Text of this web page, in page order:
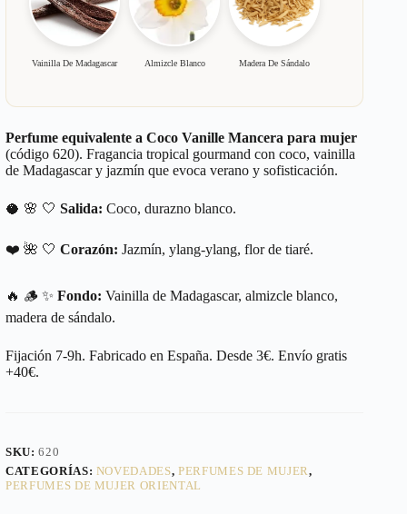
Vainilla De Madagascar Almizcle Blanco Madera De Sándalo
Perfume equivalente a Coco Vanille Mancera para mujer
(código 620). Fragancia tropical gourmand con coco, vainilla
de Madagascar y jazmín que evoca verano y sofisticación.
🥥 🌸 🤍 Salida: Coco, durazno blanco.
❤️ 🌺 🤍 Corazón: Jazmín, ylang-ylang, flor de tiaré.
🔥 🪵 ✨ Fondo: Vainilla de Madagascar, almizcle blanco,
madera de sándalo.
Fijación 7-9h. Fabricado en España. Desde 3€. Envío gratis
+40€.
SKU:620
CATEGORÍAS: NOVEDADES, PERFUMES DE MUJER,
PERFUMES DE MUJER ORIENTAL